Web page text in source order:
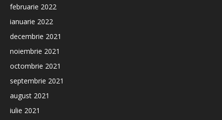
februarie 2022
ianuarie 2022
decembrie 2021
noiembrie 2021
octombrie 2021
septembrie 2021
august 2021
iulie 2021